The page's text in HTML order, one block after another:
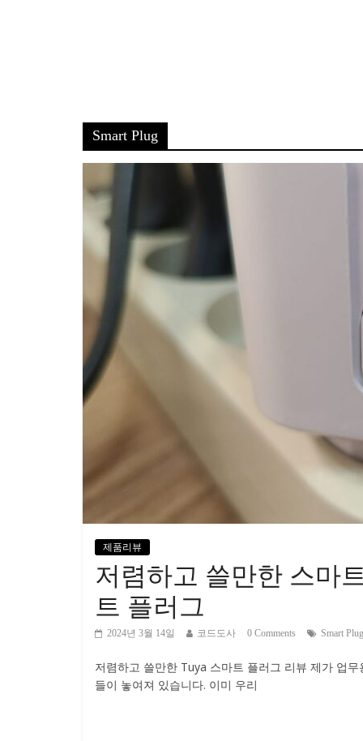
Smart Plug
제품리뷰
저렴하고 쓸만한 스마
트 플러그
2024년 3월 14일 코드도사 0 Comments Smart Plug
저렴하고 쓸만한 Tuya 스마트 플러그 리뷰 제가 업
들이 놓여져 있습니다. 이미 우리